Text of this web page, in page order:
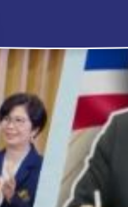
ร่วมงานกับเรา
ติดต่อเรา
นโยบาย PDPA